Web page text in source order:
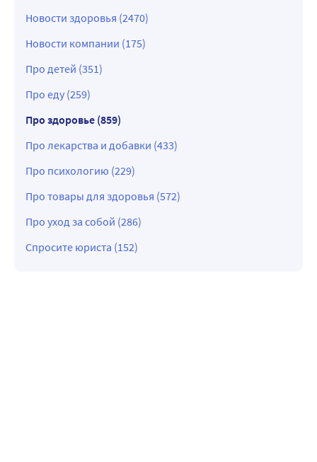
Новости здоровья (2470)
Новости компании (175)
Про детей (351)
Про еду (259)
Про здоровье (859)
Про лекарства и добавки (433)
Про психологию (229)
Про товары для здоровья (572)
Про уход за собой (286)
Спросите юриста (152)